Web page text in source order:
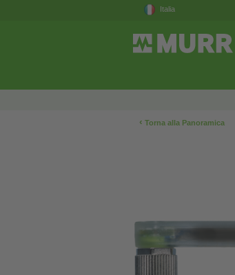
Italia
‹ Torna alla Panoramica